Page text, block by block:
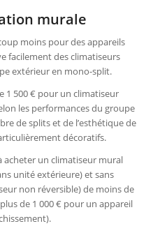
murale
moins pour des appareils
facilement des climatiseurs
extérieur en mono-split.
1 500 € pour un climatiseur
les performances du groupe
de splits et de l’esthétique de
décoratifs.
acheter un climatiseur mural
unité extérieure) et sans
non réversible) de moins de
de 1 000 € pour un appareil